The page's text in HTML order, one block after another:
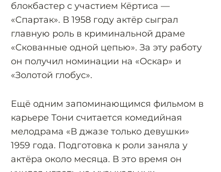
блокбастер с участием Кёртиса —
«Спартак». В 1958 году актёр сыграл
главную роль в криминальной драме
«Скованные одной цепью». За эту работу
он получил номинации на «Оскар» и
«Золотой глобус».
Ещё одним запоминающимся фильмом в
карьере Тони считается комедийная
мелодрама «В джазе только девушки»
1959 года. Подготовка к роли заняла у
актёра около месяца. В это время он